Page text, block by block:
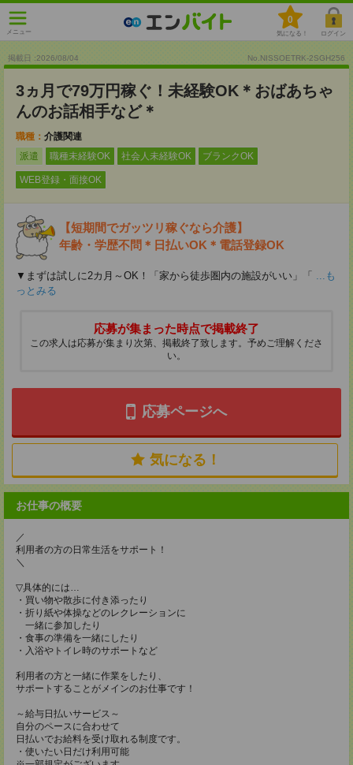
メニュー
0
気になる！ ログイン
掲載日 :2026/08/04 No.NISSOETRK-2SGH256
3ヵ月で79万円稼ぐ！未経験OK＊おばあちゃ
んのお話相手など＊
職種： 介護関連
派遣
職種未経験OK 社会人未経験OK ブランクOK
WEB登録・面接OK
【短期間でガッツリ稼ぐなら介護】
年齢・学歴不問＊日払いOK＊電話登録OK
▼まずは試しに2カ月～OK！「家から徒歩圏内の施設がいい」「 ...も
っとみる
応募が集まった時点で掲載終了
この求人は応募が集まり次第、掲載終了致します。予めご理解くださ
い。
応募ページへ
気になる！
お仕事の概要
／
利用者の方の日常生活をサポート！
＼
▽具体的には…
・買い物や散歩に付き添ったり
・折り紙や体操などのレクレーションに
一緒に参加したり
・食事の準備を一緒にしたり
・入浴やトイレ時のサポートなど
利用者の方と一緒に作業をしたり、
サポートすることがメインのお仕事です！
～給与日払いサービス～
自分のペースに合わせて
日払いでお給料を受け取れる制度です。
・使いたい日だけ利用可能